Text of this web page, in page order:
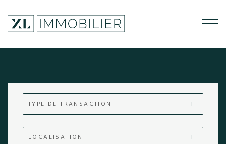
TYPE DE TRANSACTION
LOCALISATION